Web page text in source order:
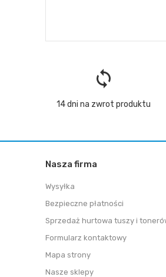
loop
14 dni na zwrot produktu
Nasza firma
Wysyłka
Bezpieczne płatności
Sprzedaż hurtowa tuszy i
Formularz kontaktowy
Mapa strony
Nasze sklepy